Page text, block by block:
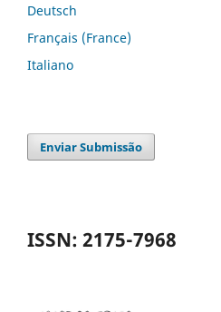
Deutsch
Français (France)
Italiano
Enviar Submissão
ISSN: 2175-7968